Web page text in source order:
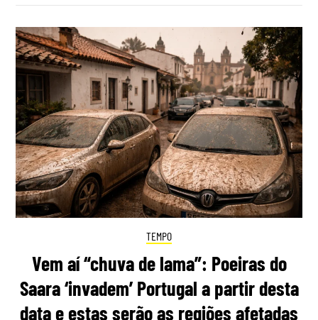
TEMPO
Vem aí “chuva de lama”: Poeiras do
Saara ‘invadem’ Portugal a partir desta
data e estas serão as regiões afetadas